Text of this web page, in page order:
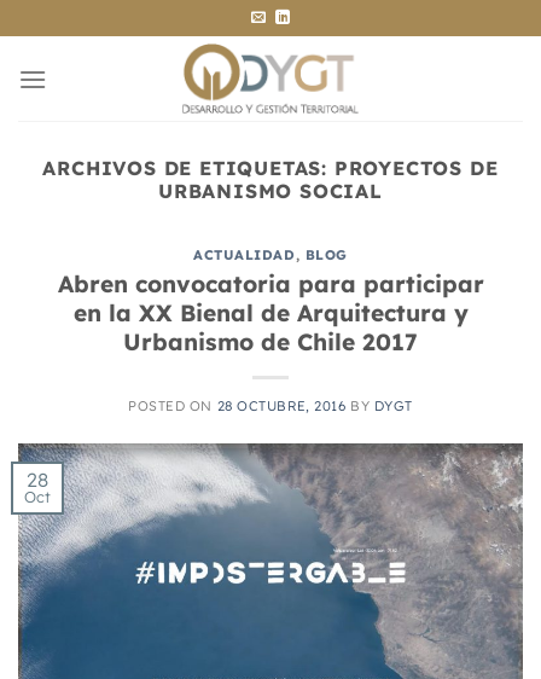
al
contenido
ARCHIVOS DE ETIQUETAS: PROYECTOS DE
URBANISMO SOCIAL
ACTUALIDAD, BLOG
Abren convocatoria para participar
en la XX Bienal de Arquitectura y
Urbanismo de Chile 2017
POSTED ON 28 OCTUBRE, 2016 BY DYGT
28
Oct